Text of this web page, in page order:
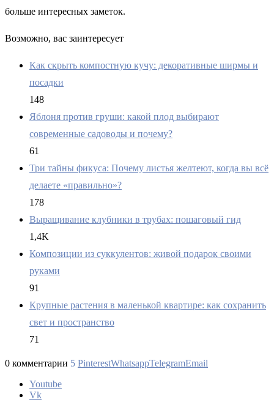
больше интересных заметок.
Возможно, вас заинтересует
Как скрыть компостную кучу: декоративные ширмы и
посадки
148
Яблоня против груши: какой плод выбирают
современные садоводы и почему?
61
Три тайны фикуса: Почему листья желтеют, когда вы всё
делаете «правильно»?
178
Выращивание клубники в трубах: пошаговый гид
1,4K
Композиции из суккулентов: живой подарок своими
руками
91
Крупные растения в маленькой квартире: как сохранить
свет и пространство
71
0 комментарии 5 PinterestWhatsappTelegramEmail
Youtube
Vk